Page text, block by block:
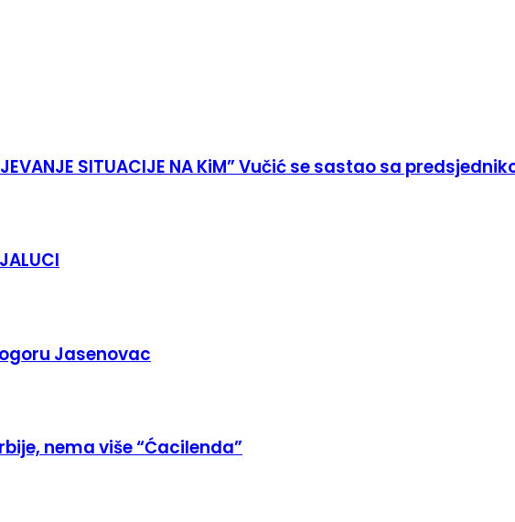
SITUACIJE NA KiM” Vučić se sastao sa
Jasenovac
nema više “Ćacilenda”